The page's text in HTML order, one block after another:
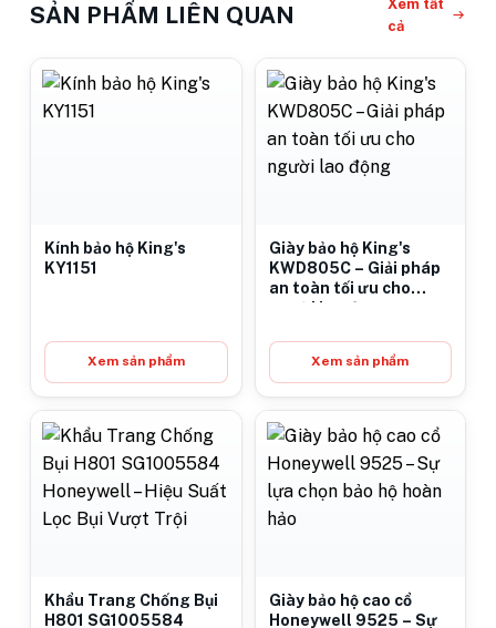
SẢN PHẨM LIÊN QUAN
Xem tất
cả
Kính bảo hộ King's
KY1151
Xem sản phẩm
Giày bảo hộ King's
KWD805C – Giải pháp
an toàn tối ưu cho
người lao động
Xem sản phẩm
Khẩu Trang Chống Bụi
H801 SG1005584
Giày bảo hộ cao cổ
Honeywell 9525 – Sự